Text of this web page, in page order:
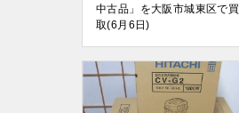
中古品」を大阪市城東区で買
取(6月6日)